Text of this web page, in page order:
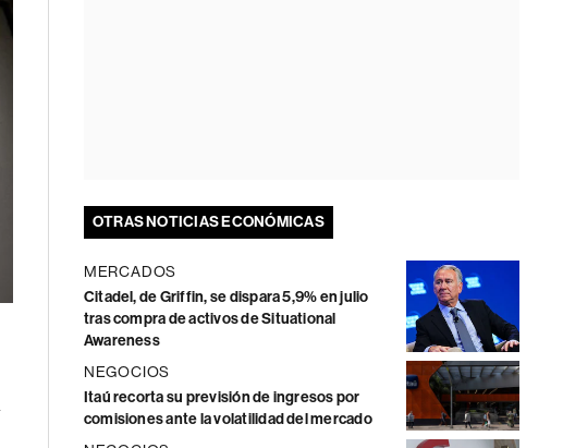
OTRAS NOTICIAS ECONÓMICAS
MERCADOS
Citadel, de Griffin, se dispara 5,9% en julio
tras compra de activos de Situational
Awareness
NEGOCIOS
Itaú recorta su previsión de ingresos por
comisiones ante la volatilidad del mercado